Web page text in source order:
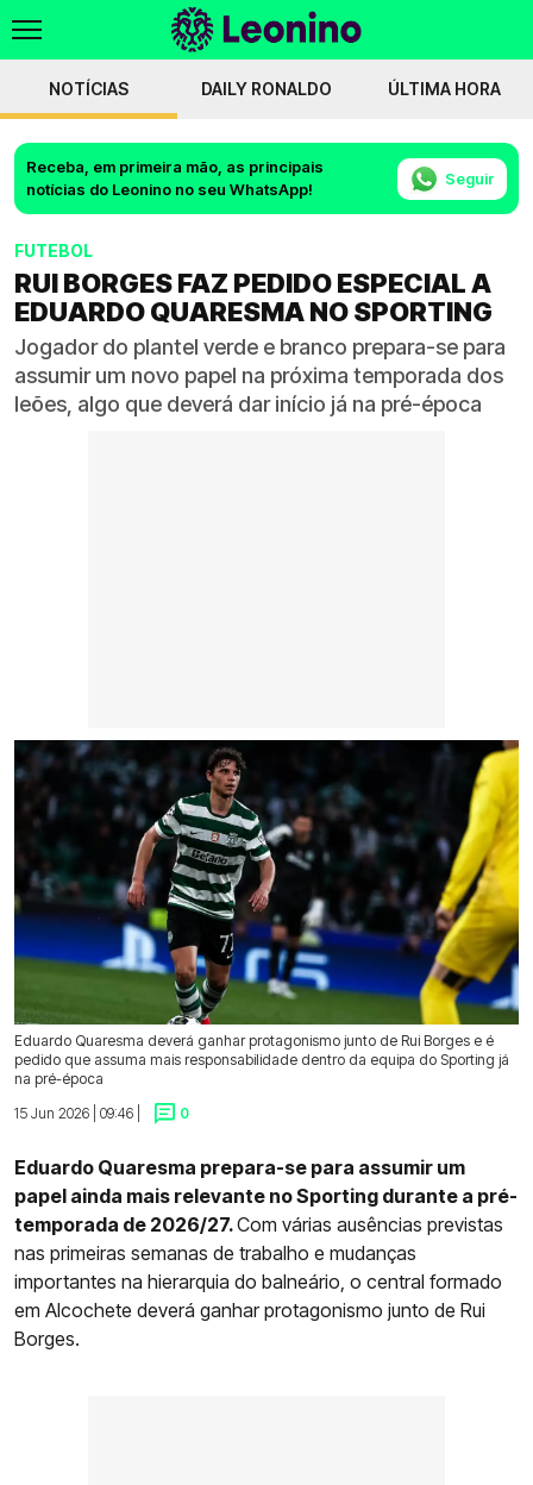
NOTÍCIAS DAILY RONALDO ÚLTIMA HORA
Receba, em primeira mão, as principais
notícias do Leonino no seu WhatsApp!
Seguir
FUTEBOL
RUI BORGES FAZ PEDIDO ESPECIAL A
EDUARDO QUARESMA NO SPORTING
Jogador do plantel verde e branco prepara-se para
assumir um novo papel na próxima temporada dos
leões, algo que deverá dar início já na pré-época
Eduardo Quaresma deverá ganhar protagonismo junto de Rui Borges e é
pedido que assuma mais responsabilidade dentro da equipa do Sporting já
na pré-época
15 Jun 2026 | 09:46 |
0
Eduardo Quaresma prepara-se para assumir um
papel ainda mais relevante no Sporting durante a pré-
temporada de 2026/27.Com várias ausências previstas
nas primeiras semanas de trabalho e mudanças
importantes na hierarquia do balneário, o central formado
em Alcochete deverá ganhar protagonismo junto de Rui
Borges.